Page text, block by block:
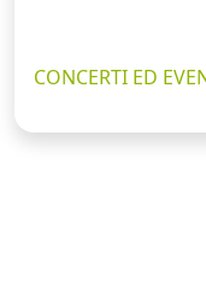
CONCERTI ED